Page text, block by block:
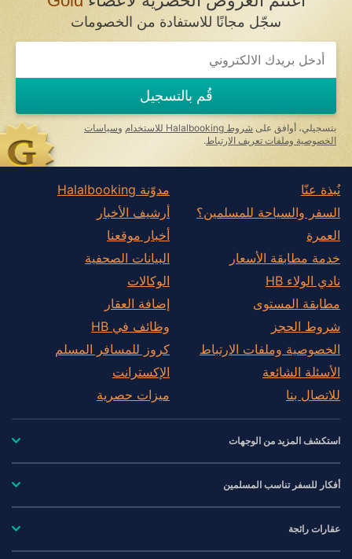
سجّل مجانًا للاستفادة من الخصومات
قُم بالتسجيل
بتسجيلي، أوافق على شروط Halalbooking للاستخدام وسياسات
الخصوصية وملفات تعريف الارتباط .
نُبذة عنّا
السفر والسياحة للمسلمين؟
العمرة
خدمة مطابقة الأسعار
نادي الولاء HB
مطابقة المستوى
شروط الحجز
الخصوصية وملفات الارتباط
الأسئلة الشائعة
للاتصال بنا
مدوّنة Halalbooking
أرشيف الأخبار
أخبار موقعنا
البيانات الصحفية
الوكالات
إضافة العقار
وظائف في HB
كروز للمسافر المسلم
الإكسترانت
ميزات حصرية
استكشف المزيد من الوجهات
أفكار للسفر تناسب المسلمين
عقارات رائجة